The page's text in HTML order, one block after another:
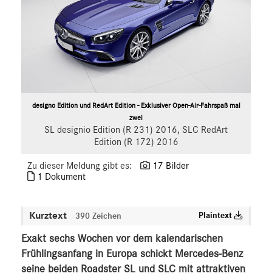
G-Klasse
GLA
GLC
S-Klasse
GLB
V-Klasse
Vans
Marken & Produkte
MEDIA
designo Edition und RedArt Edition - Exklusiver Open-Air-Fahrspaß mal
zwei
SL designio Edition (R 231) 2016, SLC RedArt
Edition (R 172) 2016
Zu dieser Meldung gibt es:
17 Bilder
1 Dokument
Kurztext 390 Zeichen Plaintext
Exakt sechs Wochen vor dem kalendarischen
Frühlingsanfang in Europa schickt Mercedes-Benz
seine beiden Roadster SL und SLC mit attraktiven